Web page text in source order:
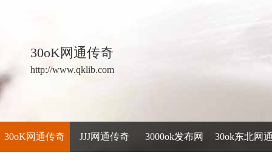
30oK网通传奇
http://www.qklib.com
30oK网通传奇 JJJ网通传奇 3000ok发布网 30ok东北网